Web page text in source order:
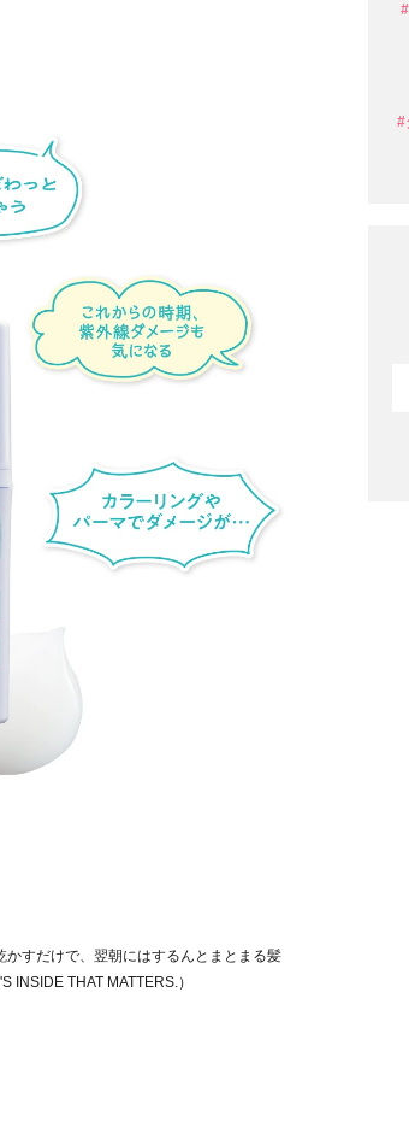
すだけで、翌朝にはするんとまとまる髪
INSIDE THAT MATTERS.）
#